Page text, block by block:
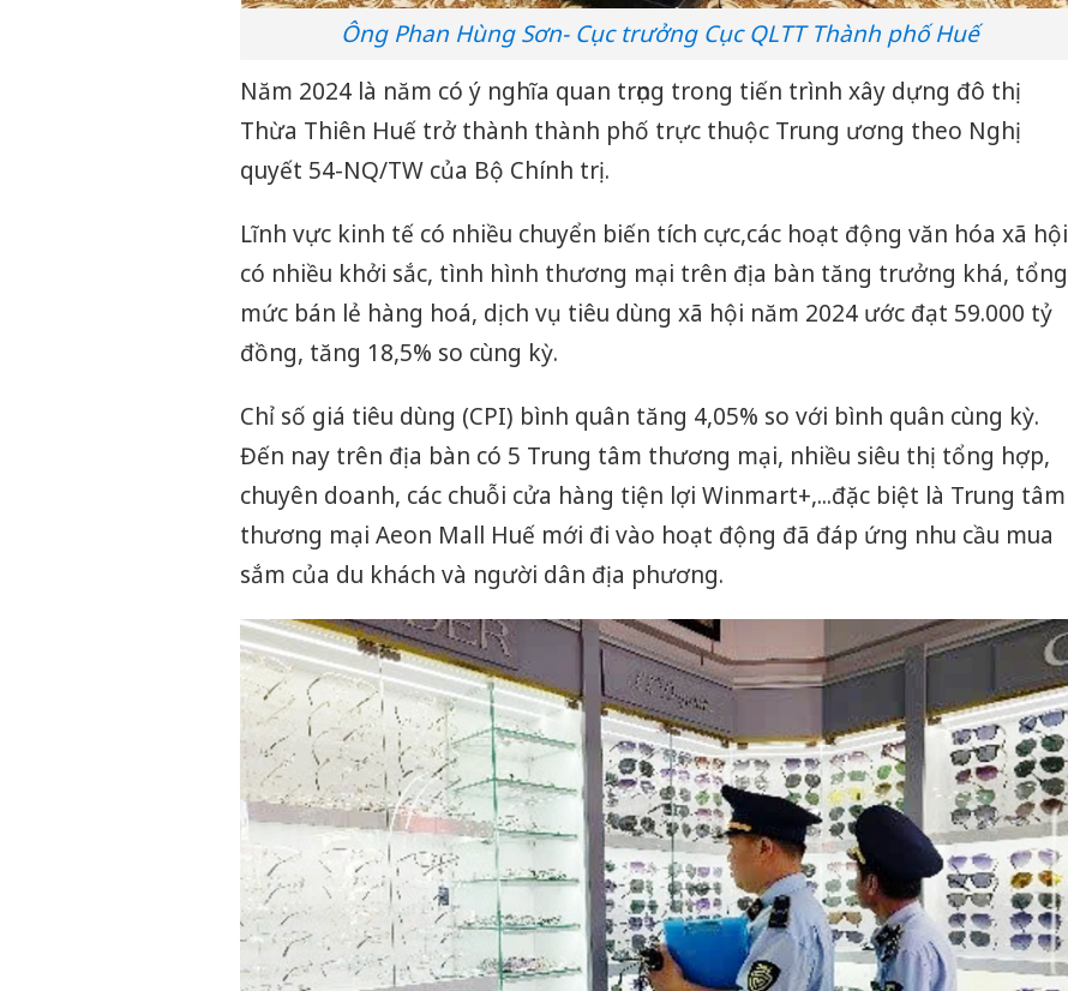
Ông Phan Hùng Sơn- Cục trưởng Cục QLTT Thành phố Huế
Năm 2024 là năm có ý nghĩa quan trọng trong tiến trình xây dựng đô thị
Thừa Thiên Huế trở thành thành phố trực thuộc Trung ương theo Nghị
quyết 54-NQ/TW của Bộ Chính trị.
Lĩnh vực kinh tế có nhiều chuyển biến tích cực,các hoạt động văn hóa xã hội
có nhiều khởi sắc, tình hình thương mại trên địa bàn tăng trưởng khá, tổng
mức bán lẻ hàng hoá, dịch vụ tiêu dùng xã hội năm 2024 ước đạt 59.000 tỷ
đồng, tăng 18,5% so cùng kỳ.
Chỉ số giá tiêu dùng (CPI) bình quân tăng 4,05% so với bình quân cùng kỳ.
Đến nay trên địa bàn có 5 Trung tâm thương mại, nhiều siêu thị tổng hợp,
chuyên doanh, các chuỗi cửa hàng tiện lợi Winmart+,...đặc biệt là Trung tâm
thương mại Aeon Mall Huế mới đi vào hoạt động đã đáp ứng nhu cầu mua
sắm của du khách và người dân địa phương.